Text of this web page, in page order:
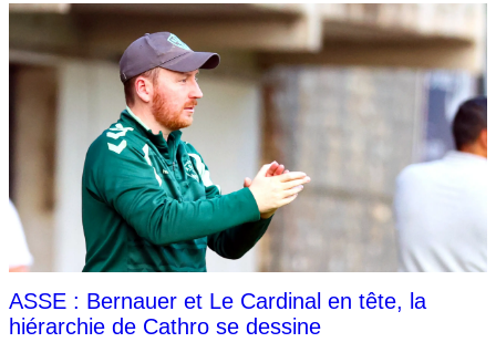
ASSE : Bernauer et Le Cardinal en tête, la
hiérarchie de Cathro se dessine